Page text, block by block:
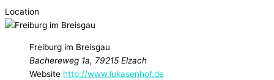
Location
Freiburg im Breisgau
Bachereweg 1a, 79215 Elzach
Website http://www.lukasenhof.de